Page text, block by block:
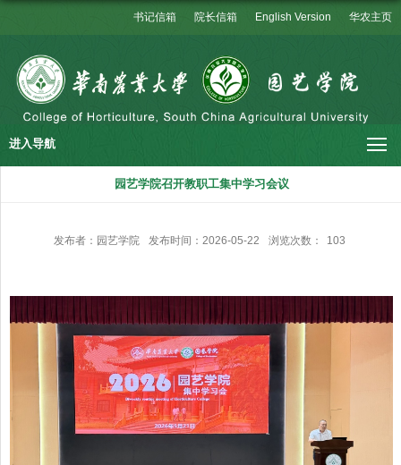
书记信箱 院长信箱 English Version 华农主页
进入导航
园艺学院召开教职工集中学习会议
发布者：园艺学院 发布时间：2026-05-22 浏览次数： 103